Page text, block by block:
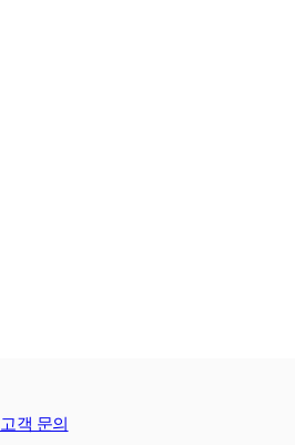
고객 문의